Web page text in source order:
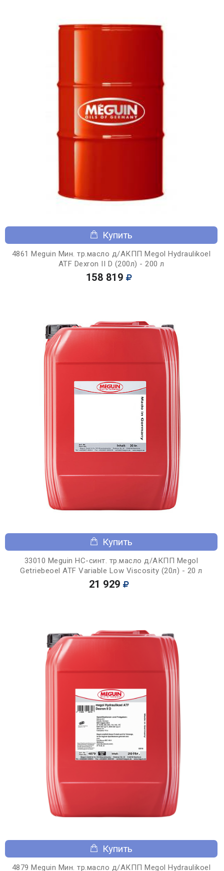
Купить
4861 Meguin Мин. тр.масло д/АКПП Megol Hydraulikoel
ATF Dexron II D (200л) - 200 л
158 819
Купить
33010 Meguin НС-синт. тр.масло д/АКПП Megol
Getriebeoel ATF Variable Low Viscosity (20л) - 20 л
21 929
Купить
4879 Meguin Мин. тр.масло д/АКПП Megol Hydraulikoel